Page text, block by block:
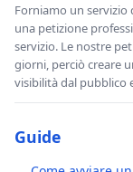
Forniamo un
una petizione
servizio. Le nostre
giorni, perciò creare
visibilità dal pubblico
Guide